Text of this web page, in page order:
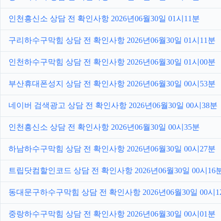
인천흥신소 상담 전 확인사항 2026년06월30일 01시11분
구리하수구막힘 상담 전 확인사항 2026년06월30일 01시11분
인천하수구막힘 상담 전 확인사항 2026년06월30일 01시00분
부산휴대폰성지 상담 전 확인사항 2026년06월30일 00시53분
네이버 검색광고 상담 전 확인사항 2026년06월30일 00시38분
인천흥신소 상담 전 확인사항 2026년06월30일 00시35분
하남하수구막힘 상담 전 확인사항 2026년06월30일 00시27분
트립닷컴할인코드 상담 전 확인사항 2026년06월30일 00시16
동대문구하수구막힘 상담 전 확인사항 2026년06월30일 00시
중랑하수구막힘 상담 전 확인사항 2026년06월30일 00시01분